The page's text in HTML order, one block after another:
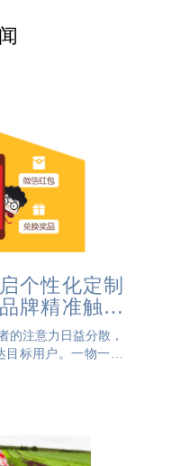
个性化定制
牌精准触达
的注意力日益分散，
目标用户。一物一码
革命性的变革。它通
识，构建起品牌与用